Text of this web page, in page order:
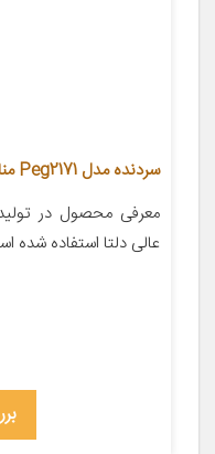
سردنده مدل Peg2171 مناسب برای پژو 206 صندوقدار
معرفی محصول در
عالی دلتا استفاده